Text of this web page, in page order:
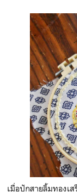
เมื่อปักสายลิ้มทองเ